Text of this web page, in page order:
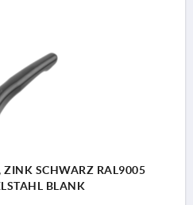
ZINK SCHWARZ RAL9005
BLANK